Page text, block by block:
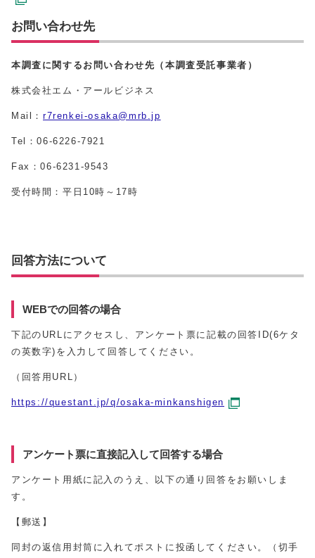
お問い合わせ先
本調査に関するお問い合わせ先（本調査受託事業者）
株式会社エム・アールビジネス
Mail： r7renkei-osaka@mrb.jp
Tel：06-6226-7921
Fax：06-6231-9543
受付時間：平日10時～17時
回答方法について
WEBでの回答の場合
下記のURLにアクセスし、アンケート票に記載の回答ID(6ケタ
の英数字)を入力して回答してください。
（回答用URL）
https://questant.jp/q/osaka-minkanshigen
アンケート票に直接記入して回答する場合
アンケート用紙に記入のうえ、以下の通り回答をお願いしま
す。
【郵送】
同封の返信用封筒に入れてポストに投函してください。（切手